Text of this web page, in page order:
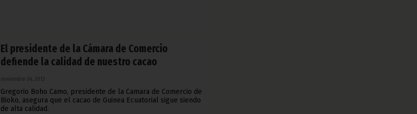
El presidente de la Cámara de Comercio
defiende la calidad de nuestro cacao
noviembre 04, 2013
Gregorio Boho Camo, presidente de la Camara de Comercio de
Bioko, asegura que el cacao de Guinea Ecuatorial sigue siendo
de alta calidad.